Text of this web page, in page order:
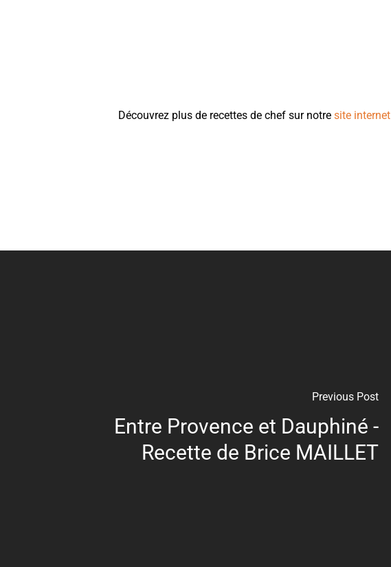
Découvrez plus de recettes de chef sur notre site internet
Previous Post
Entre Provence et Dauphiné -
Recette de Brice MAILLET